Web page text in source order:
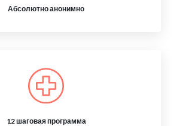
Абсолютно анонимно
12 шаговая программа